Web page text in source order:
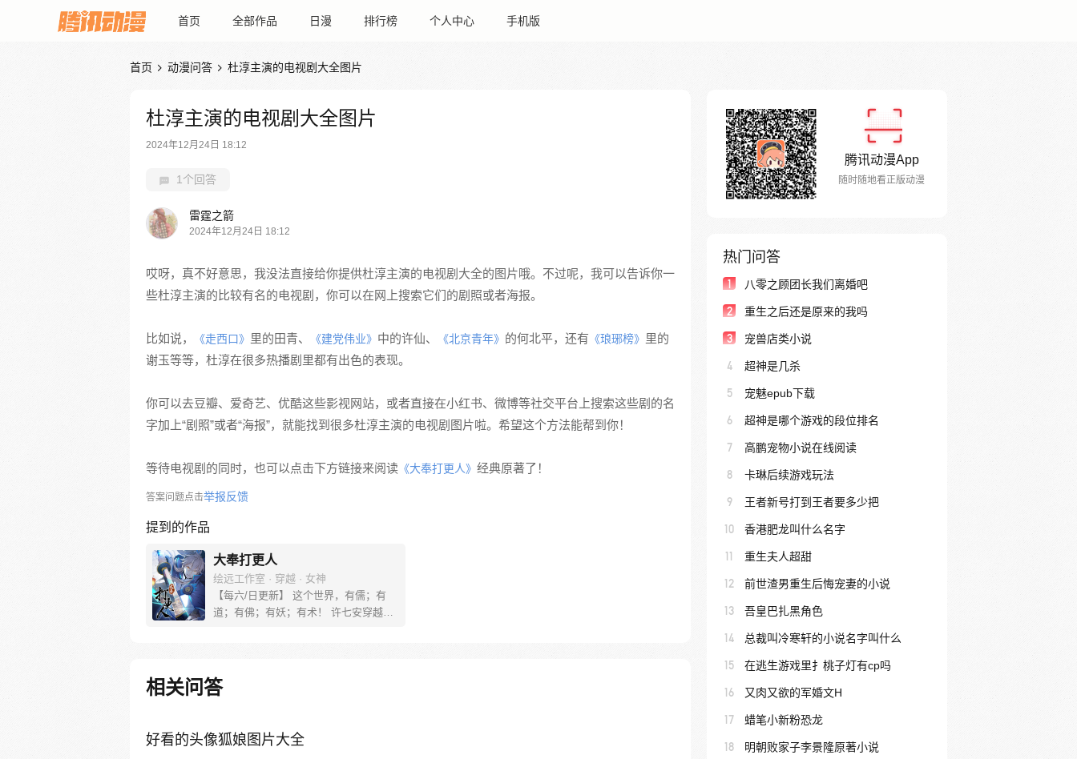
首页 全部作品 日漫 排行榜 个人中心 手机版
首页  动漫问答  杜淳主演的电视剧大全图片
杜淳主演的电视剧大全图片
2024年12月24日 18:12
1个回答
雷霆之箭
2024年12月24日 18:12
哎呀，真不好意思，我没法直接给你提供杜淳主演的电视剧大全的图片哦。不过呢，我可以告诉你一
些杜淳主演的比较有名的电视剧，你可以在网上搜索它们的剧照或者海报。
比如说， 《走西口》 里的田青、 《建党伟业》 中的许仙、 《北京青年》 的何北平，还有 《琅琊榜》 里的
谢玉等等，杜淳在很多热播剧里都有出色的表现。
你可以去豆瓣、爱奇艺、优酷这些影视网站，或者直接在小红书、微博等社交平台上搜索这些剧的名
字加上“剧照”或者“海报”，就能找到很多杜淳主演的电视剧图片啦。希望这个方法能帮到你！
等待电视剧的同时，也可以点击下方链接来阅读 《大奉打更人》 经典原著了！
答案问题点击举报反馈
提到的作品
大奉打更人
绘远工作室 · 穿越 · 女神
【每六/日更新】 这个世界，有儒；有
道；有佛；有妖；有术！ 许七安穿越醒
果…… 改编自阅文集团作者卖报小郎君
同名小说 QQ群号：799493374
相关问答
好看的头像狐娘图片大全
腾讯动漫App
随时随地看正版动漫
热门问答
1 八零之顾团长我们离婚吧
2 重生之后还是原来的我吗
3 宠兽店类小说
4 超神是几杀
5 宠魅epub下载
6 超神是哪个游戏的段位排名
7 高鹏宠物小说在线阅读
8 卡琳后续游戏玩法
9 王者新号打到王者要多少把
10 香港肥龙叫什么名字
11 重生夫人超甜
12 前世渣男重生后悔宠妻的小说
13 吾皇巴扎黑角色
14 总裁叫冷寒轩的小说名字叫什么
15 在逃生游戏里扌桃子灯有cp吗
16 又肉又欲的军婚文H
17 蜡笔小新粉恐龙
18 明朝败家子李景隆原著小说